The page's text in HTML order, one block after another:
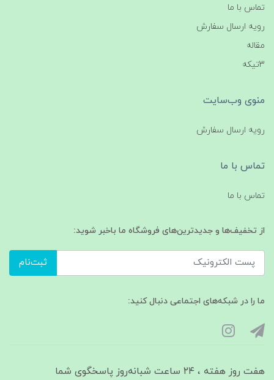
تماس با ما
رویه ارسال سفارش
مقاله
3تیکه
منوی وب‌سایت
رویه ارسال سفارش
تماس با ما
تماس با ما
از تخفیف‌ها و جدیدترین‌های فروشگاه ما باخبر شوید:
ثبت‌نام
ما را در شبکه‌های اجتماعی دنبال کنید:
هفت روز هفته ، ۲۴ ساعت شبانه‌روز پاسخگوی شما